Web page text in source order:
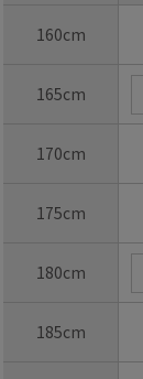
160cm
165cm
170cm
175cm
180cm
185cm